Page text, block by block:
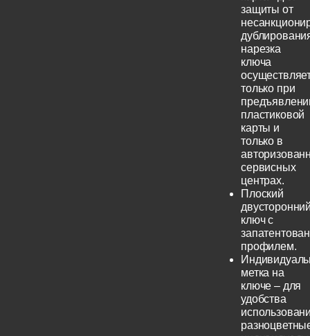
защиты от
нарезка
ключа
только при
пластиковой
карты и
только в
сервисных
центрах.
Плоский
ключ с
профилем.
метка на
ключе – для
удобства